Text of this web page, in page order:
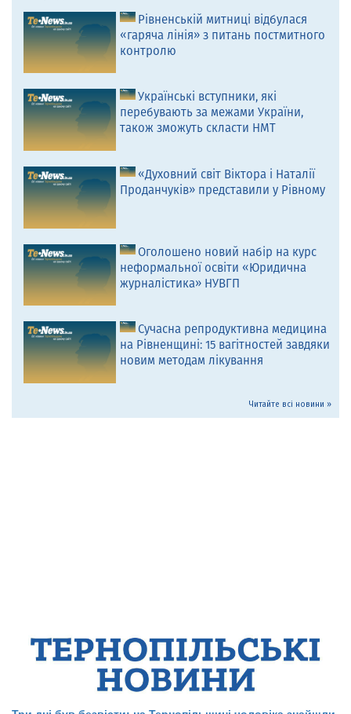
Рівненській митниці відбулася
«гаряча лінія» з питань постмитного
контролю
Українські вступники, які
перебувають за межами України,
також зможуть скласти НМТ
«Духовний світ Віктора і Наталії
Проданчуків» представили у Рівному
Оголошено новий набір на курс
неформальної освіти «Юридична
журналістика» НУВГП
Сучасна репродуктивна медицина
на Рівненщині: 15 вагітностей завдяки
новим методам лікування
Читайте всі новини »